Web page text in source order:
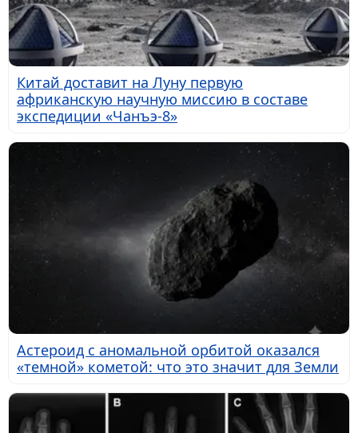
Китай доставит на Луну первую
африканскую научную миссию в составе
экспедиции «Чанъэ-8»
Астероид с аномальной орбитой оказался
«темной» кометой: что это значит для Земли